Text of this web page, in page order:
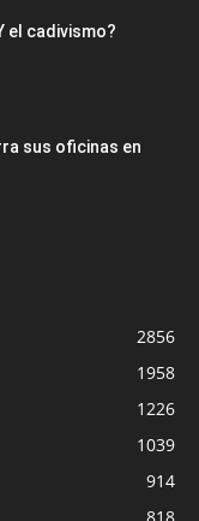
el cadivismo?
sus oficinas en
2856
1958
1226
1039
914